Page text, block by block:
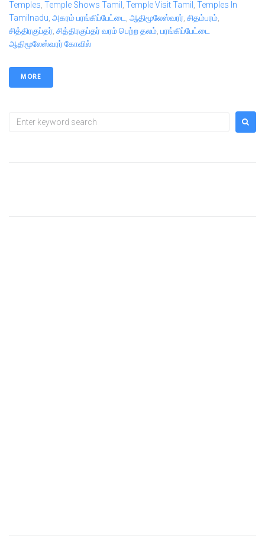
Temples, Temple Shows Tamil , Temple Visit Tamil , Temples In
Tamilnadu, அகரம் பரங்கிப்பேட்டை, ஆதிமூலேஸ்வரர், சிதம்பரம்,
சித்திரகுப்தர், சித்திரகுப்தர் வரம் பெற்ற தலம், பரங்கிப்பேட்டை
ஆதிமூலேஸ்வரர் கோவில்
MORE